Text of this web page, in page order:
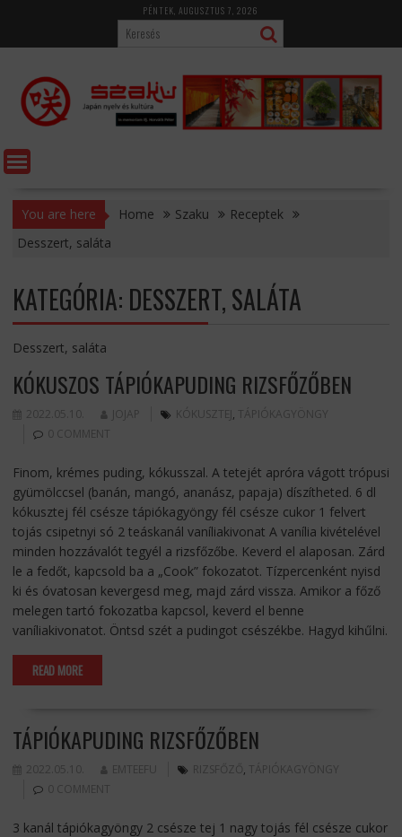
content
PÉNTEK, AUGUSZTUS 7, 2026
You are here Home Szaku
Receptek
Desszert, saláta
KATEGÓRIA: DESSZERT, SALÁTA
Desszert, saláta
KÓKUSZOS TÁPIÓKAPUDING RIZSFŐZŐBEN
2022.05.10. JOJAP KÓKUSZTEJ, TÁPIÓKAGYÖNGY
0 COMMENT
Finom, krémes puding, kókusszal. A tetejét apróra vágott trópusi
gyümölccsel (banán, mangó, ananász, papaja) díszítheted. 6 dl
kókusztej fél csésze tápiókagyöngy fél csésze cukor 1 felvert
tojás csipetnyi só 2 teáskanál vaníliakivonat A vanília kivételével
minden hozzávalót tegyél a rizsfőzőbe. Keverd el alaposan. Zárd
le a fedőt, kapcsold ba a „Cook” fokozatot. Tízpercenként nyisd
ki és óvatosan kevergesd meg, majd zárd vissza. Amikor a főző
melegen tartó fokozatba kapcsol, keverd el benne
vaníliakivonatot. Öntsd szét a pudingot csészékbe. Hagyd kihűlni.
READ MORE
TÁPIÓKAPUDING RIZSFŐZŐBEN
2022.05.10. EMTEEFU RIZSFŐZŐ , TÁPIÓKAGYÖNGY
0 COMMENT
3 kanál tápiókagyöngy 2 csésze tej 1 nagy tojás fél csésze cukor